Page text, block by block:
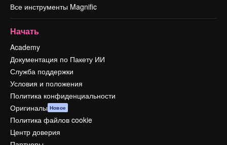
Все инструменты Magnific
Начать
Academy
Документация по Пакету ИИ
Служба поддержки
Условия и положения
Политика конфиденциальности
Оригиналы Новое
Политика файлов cookie
Центр доверия